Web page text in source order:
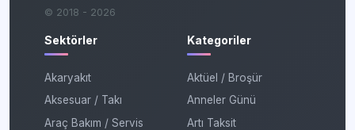
© 2018 - 2026
Sektörler
Akaryakıt
Aksesuar / Takı
Araç Bakım / Servis
Kategoriler
Aktüel / Broşür
Anneler Günü
Artı Taksit